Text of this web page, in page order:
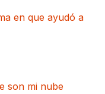
en que ayudó a
son mi nube